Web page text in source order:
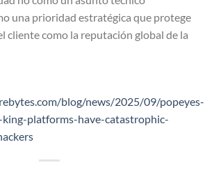
una prioridad estratégica que protege
cliente como la reputación global de la
blog/news/2025/09/popeyes-
platforms-have-catastrophic-